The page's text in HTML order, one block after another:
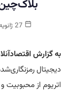
به گزارش
دیجیتال
اتریوم از محبوبیت